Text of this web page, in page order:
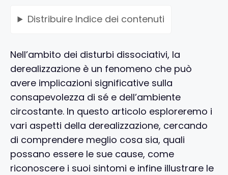
Distribuire Indice dei contenuti
Nell’ambito dei disturbi dissociativi, la
derealizzazione è un fenomeno che può
avere implicazioni significative sulla
consapevolezza di sé e dell’ambiente
circostante. In questo articolo esploreremo i
vari aspetti della derealizzazione, cercando
di comprendere meglio cosa sia, quali
possano essere le sue cause, come
riconoscere i suoi sintomi e infine illustrare le